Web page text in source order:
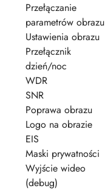
Przełączanie
parametrów obrazu
Ustawienia obrazu
Przełącznik
dzień/noc
WDR
SNR
Poprawa obrazu
Logo na obrazie
EIS
Maski prywatności
Wyjście wideo
(debug)